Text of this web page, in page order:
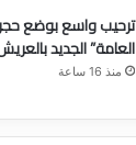
ترحيب واسع بوضع
العامة” الجديد
منذ 16 ساعة